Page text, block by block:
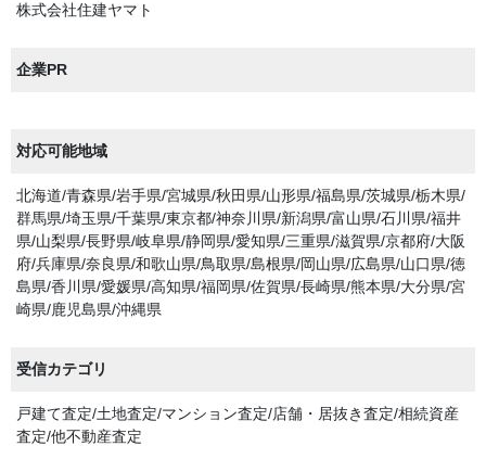
株式会社住建ヤマト
企業PR
対応可能地域
北海道/青森県/岩手県/宮城県/秋田県/山形県/福島県/茨城県/栃木県/
群馬県/埼玉県/千葉県/東京都/神奈川県/新潟県/富山県/石川県/福井
県/山梨県/長野県/岐阜県/静岡県/愛知県/三重県/滋賀県/京都府/大阪
府/兵庫県/奈良県/和歌山県/鳥取県/島根県/岡山県/広島県/山口県/徳
島県/香川県/愛媛県/高知県/福岡県/佐賀県/長崎県/熊本県/大分県/宮
崎県/鹿児島県/沖縄県
受信カテゴリ
戸建て査定/土地査定/マンション査定/店舗・居抜き査定/相続資産
査定/他不動産査定